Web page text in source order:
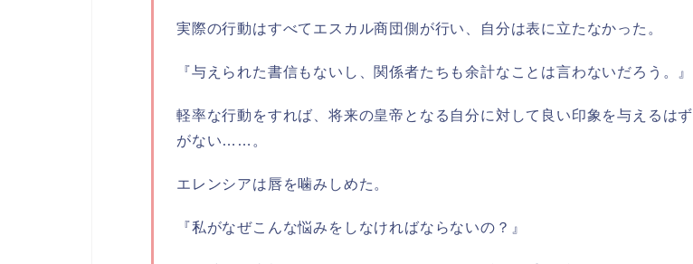
実際の行動はすべてエスカル商団側が行い、自分は表に立たなかった。
『与えられた書信もないし、関係者たちも余計なことは言わないだろう。』
軽率な行動をすれば、将来の皇帝となる自分に対して良い印象を与えるはず
がない……。
エレンシアは唇を噛みしめた。
『私がなぜこんな悩みをしなければならないの？』